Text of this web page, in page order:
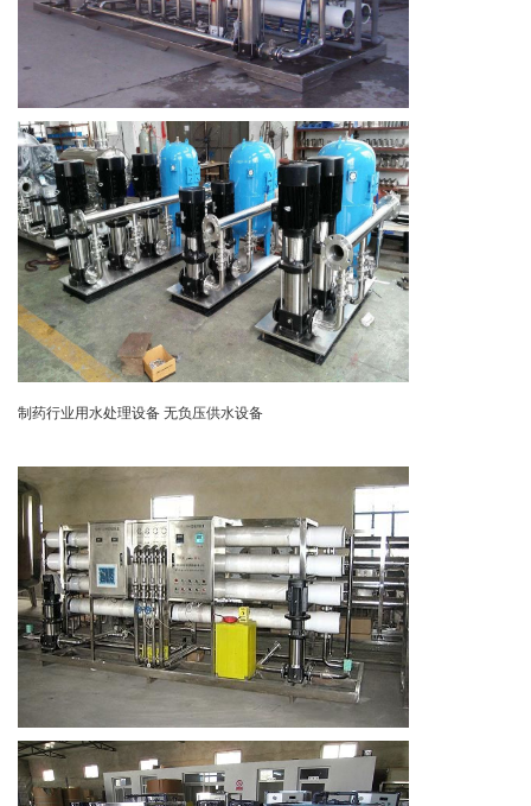
制药行业用水处理设备 无负压供水设备